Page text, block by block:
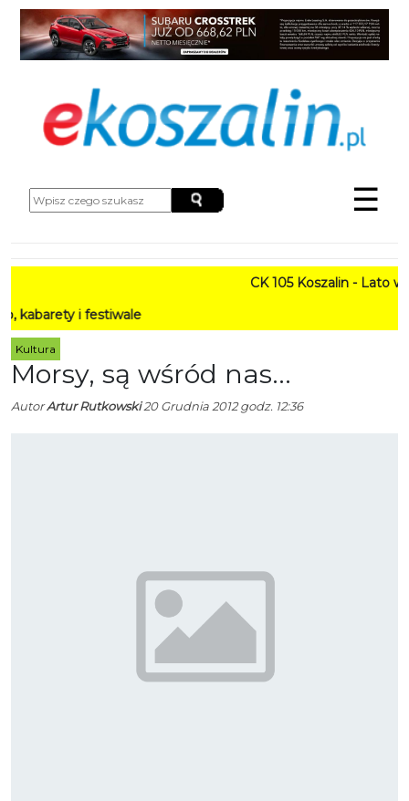
☰
CK 105 Koszalin - Lato w Mieście
i festiwale
Kultura
Morsy, są wśród nas...
AutorArtur Rutkowski20 Grudnia 2012 godz. 12:36